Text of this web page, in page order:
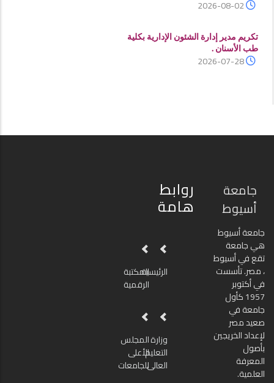
2026-08-02
تكريم مدير إدارة الشئون الإدارية بكلية
طب الأسنان .
2026-07-28
جامعة
أسيوط
جامعة أسيوط
هي جامعة
تقع في أسيوط
، مصر. تأسست
في أكتوبر
1957 كأول
جامعة في
صعيد مصر
لإعداد الخريجين
بأصول
المعرفة
العلمية.
روابط
هامة
الرئيسيةالمكتبة
الرقمية
وزارة
التعليم
العالى
المجلس
الأعلى
للجامعات